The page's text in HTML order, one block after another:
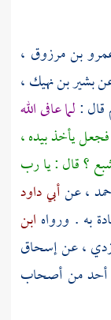
بن مرزوق ،
بشير بن نهيك،
قال :لما عافى الله
فجعل يأخذ بيده ،
؟ قال : يا رب
، عنأبي داود
به . ورواه ابن
، عنإسحاق
أحد من أصحاب